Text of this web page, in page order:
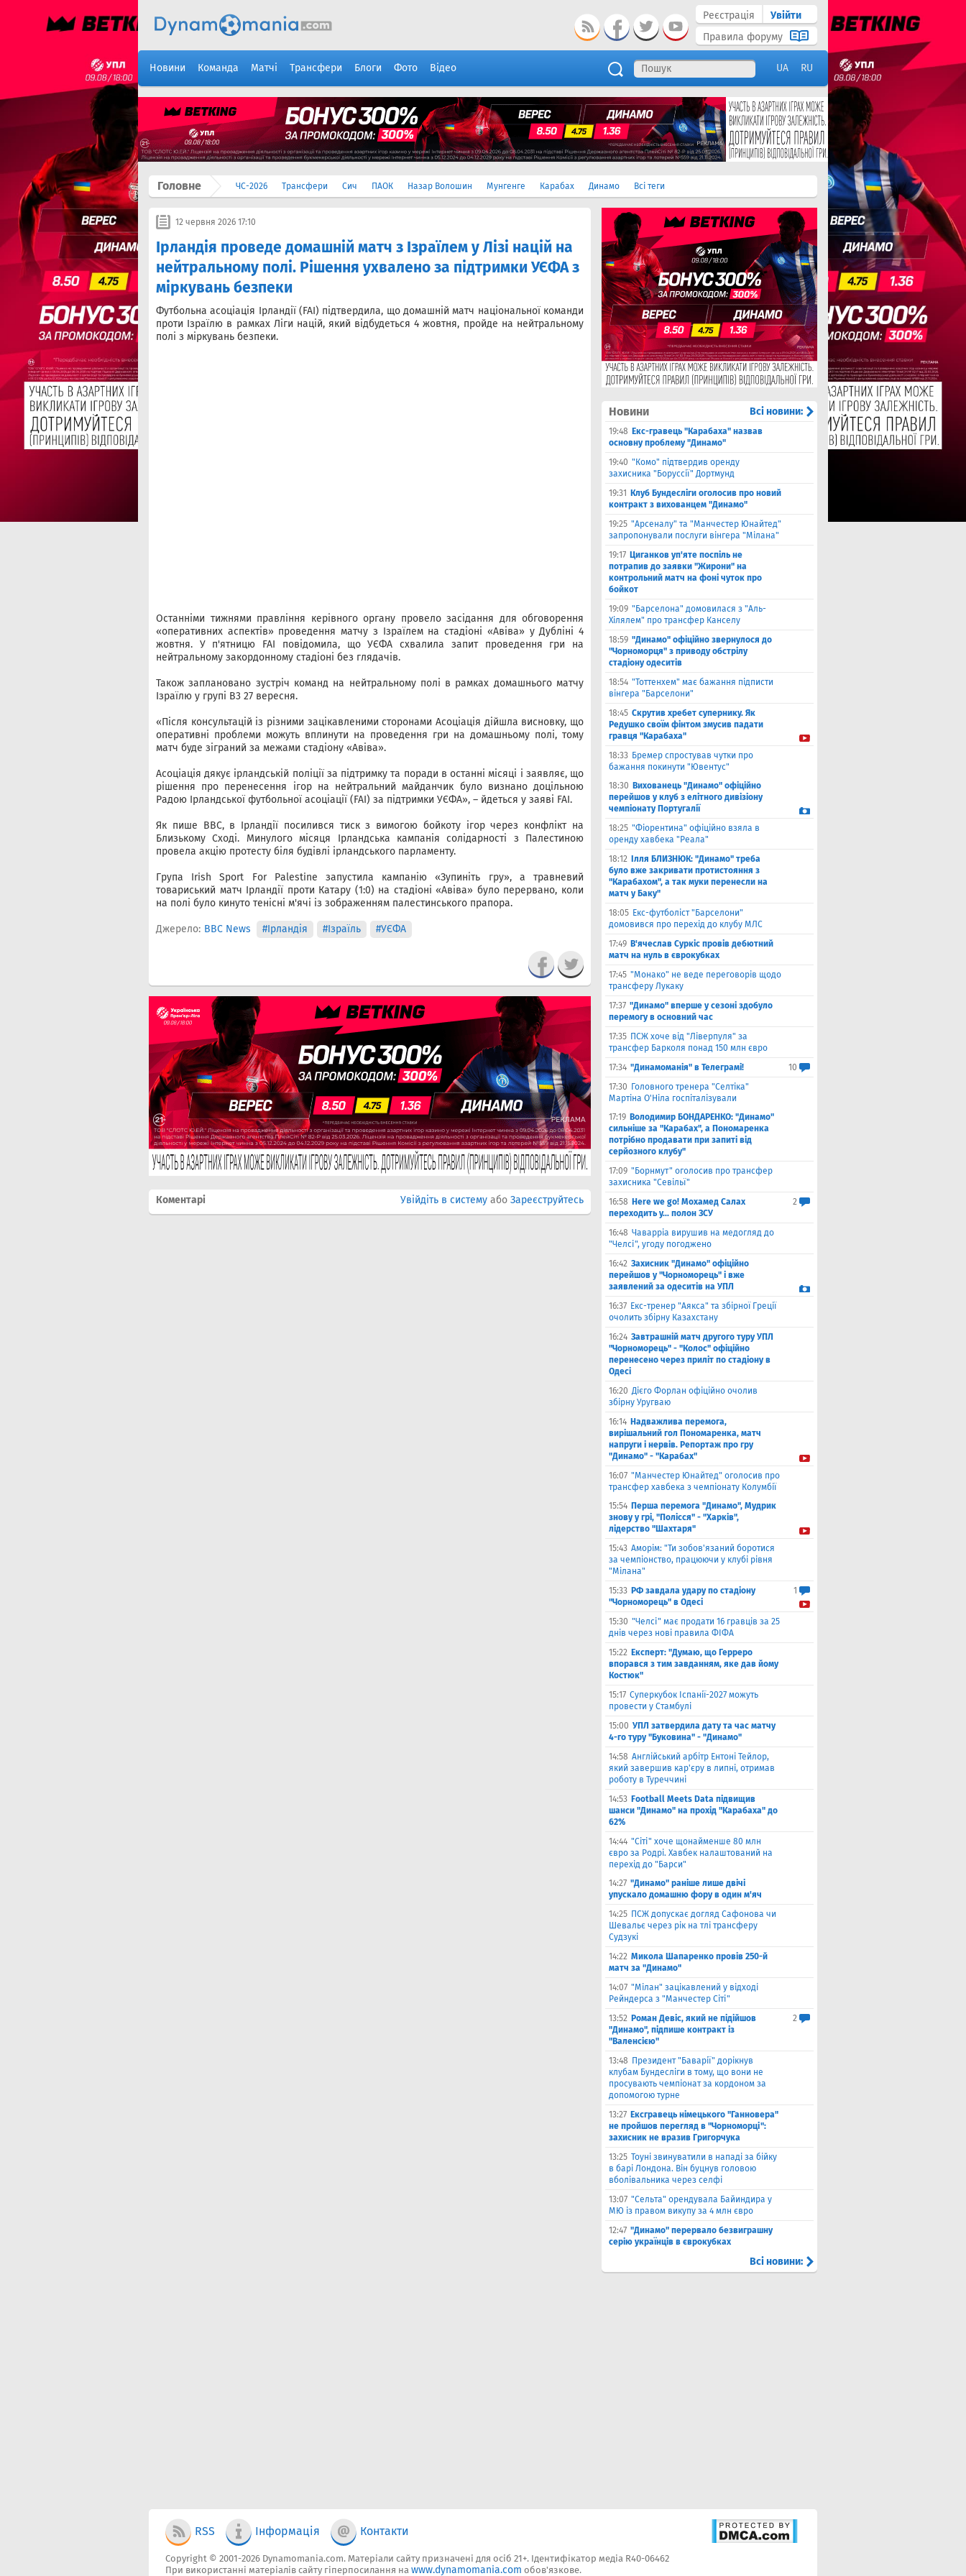
Реєстрація
Увійти
Правила форуму
Новини Команда Матчі Трансфери Блоги Фото Відео UA RU
Головне ЧС-2026 Трансфери Сич ПАОК Назар Волошин Мунгенге Карабах Динамо Всі теги
12 червня 2026 17:10
Iрландія проведе домашній матч з Ізраїлем у Лізі націй на
нейтральному полі. Рішення ухвалено за підтримки УЄФА з
міркувань безпеки
Футбольна асоціація Ірландії (FAI) підтвердила, що домашній матч національної команди
проти Ізраїлю в рамках Ліги націй, який відбудеться 4 жовтня, пройде на нейтральному
полі з міркувань безпеки.
Останніми тижнями правління керівного органу провело засідання для обговорення
«оперативних аспектів» проведення матчу з Ізраїлем на стадіоні «Авіва» у Дубліні 4
жовтня. У п'ятницю FAI повідомила, що УЄФА схвалила запит проведення гри на
нейтральному закордонному стадіоні без глядачів.
Також заплановано зустріч команд на нейтральному полі в рамках домашнього матчу
Ізраїлю у групі B3 27 вересня.
«Після консультацій із різними зацікавленими сторонами Асоціація дійшла висновку, що
оперативні проблеми можуть вплинути на проведення гри на домашньому полі, тому
матч буде зіграний за межами стадіону «Авіва».
Асоціація дякує ірландській поліції за підтримку та поради в останні місяці і заявляє, що
рішення про перенесення ігор на нейтральний майданчик було визнано доцільною
Радою Ірландської футбольної асоціації (FAI) за підтримки УЄФА», – йдеться у заяві FAI.
Як пише BBC, в Ірландії посилився тиск з вимогою бойкоту ігор через конфлікт на
Близькому Сході. Минулого місяця Ірландська кампанія солідарності з Палестиною
провела акцію протесту біля будівлі ірландського парламенту.
Група Irish Sport For Palestine запустила кампанію «Зупиніть гру», а травневий
товариський матч Ірландії проти Катару (1:0) на стадіоні «Авіва» було перервано, коли
на полі було кинуто тенісні м'ячі із зображенням палестинського прапора.
Джерело: BBC News #Ірландія #Ізраїль #УЄФА
Коментарі Увійдіть в систему або Зареєструйтесь
Новини Всі новини:
19:48 Екс-гравець "Карабаха" назвав
основну проблему "Динамо"
19:40 "Комо" підтвердив оренду
захисника "Боруссії" Дортмунд
19:31
Клуб Бундесліги оголосив про новий
контракт з вихованцем "Динамо"
19:25 "Арсеналу" та "Манчестер Юнайтед"
запропонували послуги вінгера "Мілана"
19:17 Циганков уп'яте поспіль не
потрапив до заявки "Жирони" на
контрольний матч на фоні чуток про
бойкот
19:09 "Барселона" домовилася з "Аль-
Хілялем" про трансфер Канселу
18:59 "Динамо" офіційно звернулося до
"Чорноморця" з приводу обстрілу
стадіону одеситів
18:54 "Тоттенхем" має бажання підписти
вінгера "Барселони"
18:45 Скрутив хребет супернику. Як
Редушко своїм фінтом змусив падати
гравця "Карабаха"
18:33 Бремер спростував чутки про
бажання покинути "Ювентус"
18:30 Вихованець "Динамо" офіційно
перейшов у клуб з елітного дивізіону
чемпіонату Португалії
18:25 "Фіорентина" офіційно взяла в
оренду хавбека "Реала"
18:12
Ілля БЛИЗНЮК: "Динамо" треба
було вже закривати протистояння з
"Карабахом", а так муки перенесли на
матч у Баку"
18:05 Екс-футболіст "Барселони"
домовився про перехід до клубу МЛС
17:49 В'ячеслав Суркіс провів дебютний
матч на нуль в єврокубках
17:45 "Монако" не веде переговорів щодо
трансферу Лукаку
17:37 "Динамо" вперше у сезоні здобуло
перемогу в основний час
17:35 ПСЖ хоче від "Ліверпуля" за
трансфер Барколя понад 150 млн євро
17:34 "Динамоманія" в Телеграмі!
10
17:30 Головного тренера "Селтіка"
Мартіна О'Ніла госпіталізували
17:19 Володимир БОНДАРЕНКО: "Динамо"
сильніше за "Карабах", а Пономаренка
потрібно продавати при запиті від
серйозного клубу"
17:09 "Борнмут" оголосив про трансфер
захисника "Севільї"
16:58 Here we go! Мохамед Салах
переходить у... полон ЗСУ
2
16:48 Чаварріа вирушив на медогляд до
"Челсі", угоду погоджено
16:42 Захисник "Динамо" офіційно
перейшов у "Чорноморець" і вже
заявлений за одеситів на УПЛ
16:37 Екс-тренер "Аякса" та збірної Греції
очолить збірну Казахстану
16:24 Завтрашній матч другого туру УПЛ
"Чорноморець" - "Колос" офіційно
перенесено через приліт по стадіону в
Одесі
16:20 Дієго Форлан офіційно очолив
збірну Уругваю
16:14 Надважлива перемога,
вирішальний гол Пономаренка, матч
напруги і нервів. Репортаж про гру
"Динамо" - "Карабах"
16:07 "Манчестер Юнайтед" оголосив про
трансфер хавбека з чемпіонату Колумбії
15:54 Перша перемога "Динамо", Мудрик
знову у грі, "Полісся" - "Харків",
лідерство "Шахтаря"
15:43 Аморім: "Ти зобов'язаний боротися
за чемпіонство, працюючи у клубі рівня
"Мілана"
15:33 РФ завдала удару по стадіону
"Чорноморець" в Одесі
1
15:30 "Челсі" має продати 16 гравців за 25
днів через нові правила ФІФА
15:22 Експерт: "Думаю, що Герреро
впорався з тим завданням, яке дав йому
Костюк"
15:17 Суперкубок Іспанії-2027 можуть
провести у Стамбулі
15:00 УПЛ затвердила дату та час матчу
4-го туру "Буковина" - "Динамо"
14:58 Англійський арбітр Ентоні Тейлор,
який завершив кар'єру в липні, отримав
роботу в Туреччині
14:53 Football Meets Data підвищив
шанси "Динамо" на прохід "Карабаха" до
62%
14:44 "Сіті" хоче щонайменше 80 млн
євро за Родрі. Хавбек налаштований на
перехід до "Барси"
14:27 "Динамо" раніше лише двічі
упускало домашню фору в один м'яч
14:25 ПСЖ допускає догляд Сафонова чи
Шевальє через рік на тлі трансферу
Судзукі
14:22 Микола Шапаренко провів 250-й
матч за "Динамо"
14:07 "Мілан" зацікавлений у відході
Рейндерса з "Манчестер Сіті"
13:52 Роман Девіс, який не підійшов
"Динамо", підпише контракт із
"Валенсією"
2
13:48 Президент "Баварії" дорікнув
клубам Бундесліги в тому, що вони не
просувають чемпіонат за кордоном за
допомогою турне
13:27 Ексгравець німецького "Ганновера"
не пройшов перегляд в "Чорноморці":
захисник не вразив Григорчука
13:25 Тоуні звинуватили в нападі за бійку
в барі Лондона. Він буцнув головою
вболівальника через селфі
13:07 "Сельта" орендувала Байиндира у
МЮ із правом викупу за 4 млн євро
12:47 "Динамо" перервало безвиграшну
серію українців в єврокубках
Всі новини:
RSS Інформація Контакти
Copyright © 2001-2026 Dynamomania.com. Матеріали сайту призначені для осіб 21+. Ідентифікатор медіа R40-06462
При використанні матеріалів сайту гіперпосилання на www.dynamomania.com обов'язкове.